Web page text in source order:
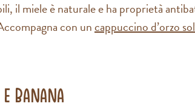
il miele è naturale e ha proprietà
con uncappuccino d’orzo
banana